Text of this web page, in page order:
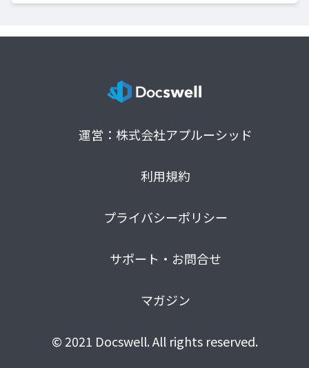
運営：株式会社アプルーシッド
利用規約
プライバシーポリシー
サポート・お問合せ
マガジン
© 2021 Docswell. All rights reserved.